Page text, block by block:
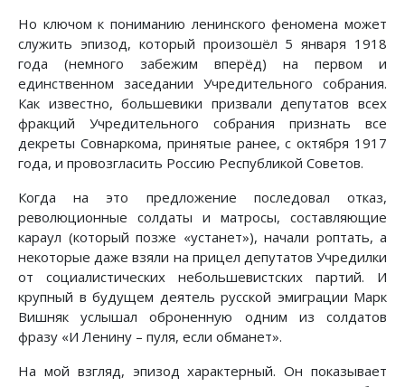
Но ключом к пониманию ленинского феномена может
служить эпизод, который произошёл 5 января 1918
года (немного забежим вперёд) на первом и
единственном заседании Учредительного собрания.
Как известно, большевики призвали депутатов всех
фракций Учредительного собрания признать все
декреты Совнаркома, принятые ранее, с октября 1917
года, и провозгласить Россию Республикой Советов.
Когда на это предложение последовал отказ,
революционные солдаты и матросы, составляющие
караул (который позже «устанет»), начали роптать, а
некоторые даже взяли на прицел депутатов Учредилки
от социалистических небольшевистских партий. И
крупный в будущем деятель русской эмиграции Марк
Вишняк услышал оброненную одним из солдатов
фразу «И Ленину – пуля, если обманет».
На мой взгляд, эпизод характерный. Он показывает